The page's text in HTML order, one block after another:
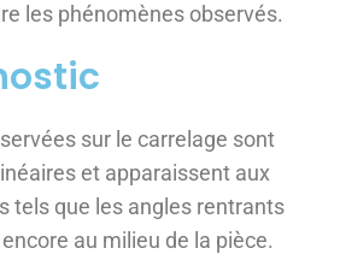
les phénomènes observés.
sur le carrelage sont
et apparaissent aux
tels que les angles rentrants
au milieu de la pièce.